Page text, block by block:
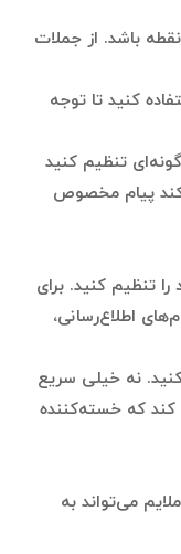
باشد. از جملات
کنید تا توجه
تنظیم کنید
کند پیام مخصوص
تنظیم کنید. برای
اطلاع‌رسانی،
نه خیلی سریع
که خسته‌کننده
می‌تواند به